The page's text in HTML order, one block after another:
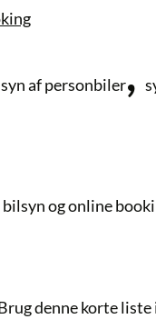
syn af personbiler,
og online
denne korte